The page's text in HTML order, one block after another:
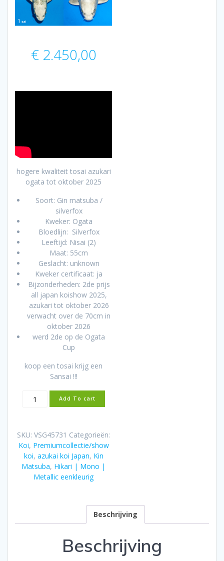
€2.450,00
hogere kwaliteit tosai azukari
ogata tot oktober 2025
Soort: Gin matsuba /
silverfox
Kweker: Ogata
Bloedlijn: Silverfox
Leeftijd: Nisai (2)
Maat: 55cm
Geslacht: unknown
Kweker certificaat: ja
Bijzonderheden: 2de prijs
all japan koishow 2025,
azukari tot oktober 2026
verwacht over de 70cm in
oktober 2026
werd 2de op de Ogata
Cup
koop een tosai krijg een
Sansai !!!
Silverfox
22cm
azukari
2e
prijs
All
Japan
Add To cart
SKU: VSG45731 Categorieën:
Koi, Premiumcollectie/show
koi, azukai koi Japan, Kin
Matsuba, Hikari | Mono |
Metallic eenkleurig
Beschrijving
Beschrijving